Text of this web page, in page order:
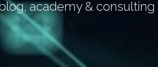
academy & consulting